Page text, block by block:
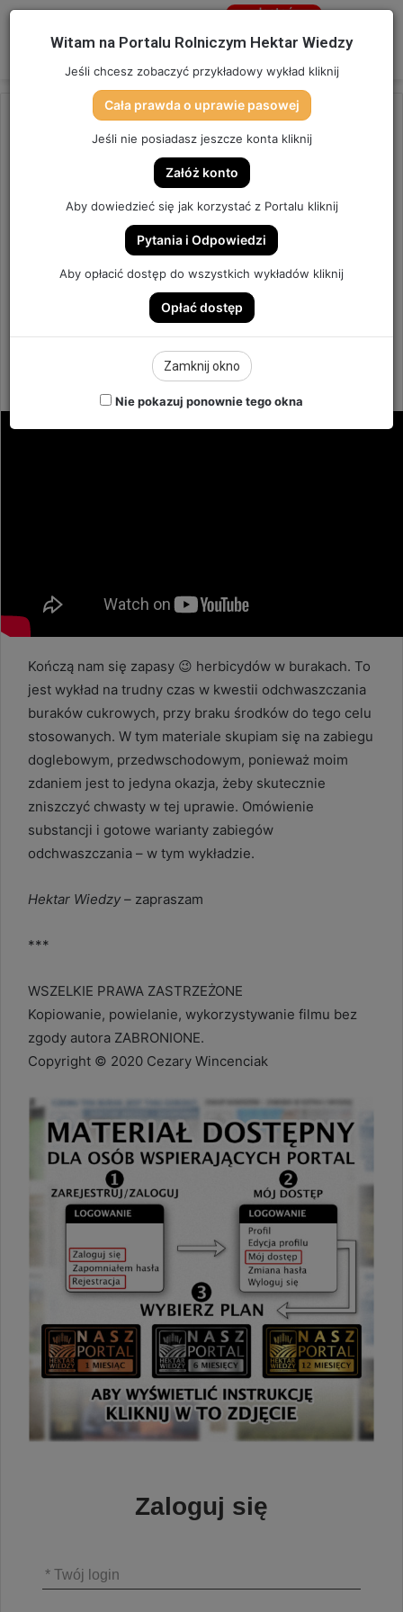
Menu
Jesteś
Strona główna/OSTATNIO DODANE
NOWA – STARA (LEGALNA)
TECHNOLOGIA.
ODCHWASZCZANIE BURAKÓW
CUKROWYCH. | ODCINEK 271
Send
an
30 marca 2025
Kończą nam się zapasy 😉 herbicydów w burakach. To
jest wykład na trudny czas w kwestii odchwaszczania
buraków cukrowych, przy braku środków do tego celu
stosowanych. W tym materiale skupiam się na zabiegu
doglebowym, przedwschodowym, ponieważ moim
zdaniem jest to jedyna okazja, żeby skutecznie
zniszczyć chwasty w tej uprawie. Omówienie
substancji i gotowe warianty zabiegów
odchwaszczania – w tym wykładzie.
Hektar Wiedzy – zapraszam
***
WSZELKIE PRAWA ZASTRZEŻONE
Kopiowanie, powielanie, wykorzystywanie filmu bez
zgody autora ZABRONIONE.
Copyright © 2020 Cezary Wincenciak
Zaloguj się
* Twój login
Witam na Portalu Rolniczym Hektar Wiedzy
Jeśli chcesz zobaczyć przykładowy wykład kliknij
Cała prawda o uprawie pasowej
Jeśli nie posiadasz jeszcze konta kliknij
Załóż konto
Aby dowiedzieć się jak korzystać z Portalu kliknij
Pytania i Odpowiedzi
Aby opłacić dostęp do wszystkich wykładów kliknij
Opłać dostęp
Zamknij okno
Nie pokazuj ponownie tego okna